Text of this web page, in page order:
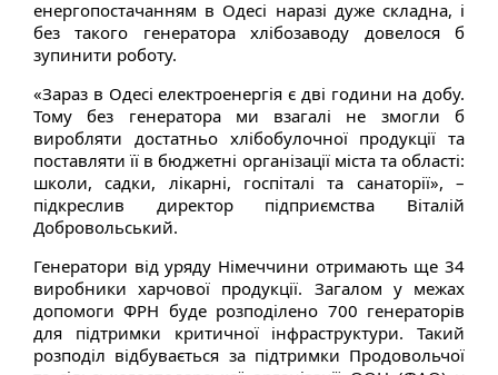
енергопостачанням в Одесі наразі дуже складна, і
без такого генератора хлібозаводу довелося б
зупинити роботу.
«Зараз в Одесі електроенергія є дві години на добу.
Тому без генератора ми взагалі не змогли б
виробляти достатньо хлібобулочної продукції та
поставляти її в бюджетні організації міста та області:
школи, садки, лікарні, госпіталі та санаторії», –
підкреслив директор підприємства Віталій
Добровольський.
Генератори від уряду Німеччини отримають ще 34
виробники харчової продукції. Загалом у межах
допомоги ФРН буде розподілено 700 генераторів
для підтримки критичної інфраструктури. Такий
розподіл відбувається за підтримки Продовольчої